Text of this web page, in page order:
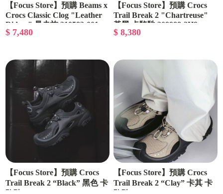
【Focus Store】預購 Beams x
Crocs Classic Clog "Leather
Riders" 暴走族 210582-001
$ 7,480
【Focus Store】預購 Crocs
Trail Break 2 "Chartreuse"
黃黑 卡駱馳 209988-3H9
$ 8,380
【Focus Store】預購 Crocs
Trail Break 2 “Black” 黑色 卡
【Focus Store】預購 Crocs
Trail Break 2 “Clay” 卡其 卡